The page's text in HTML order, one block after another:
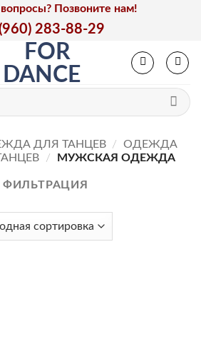
Позвоните нам!
283-88-29
ДЛЯ ТАНЦЕВ /
ОДЕЖДА
/ МУЖСКАЯ ОДЕЖДА
ФИЛЬТРАЦИЯ